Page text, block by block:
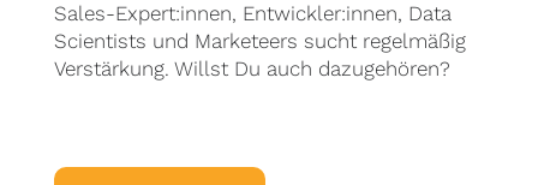
Sales-Expert:innen, Entwickler:innen, Data
Scientists und Marketeers sucht regelmäßig
Verstärkung. Willst Du auch dazugehören?